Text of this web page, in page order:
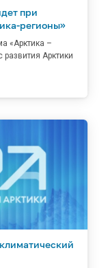
при
регионы»
«Арктика –
Арктики